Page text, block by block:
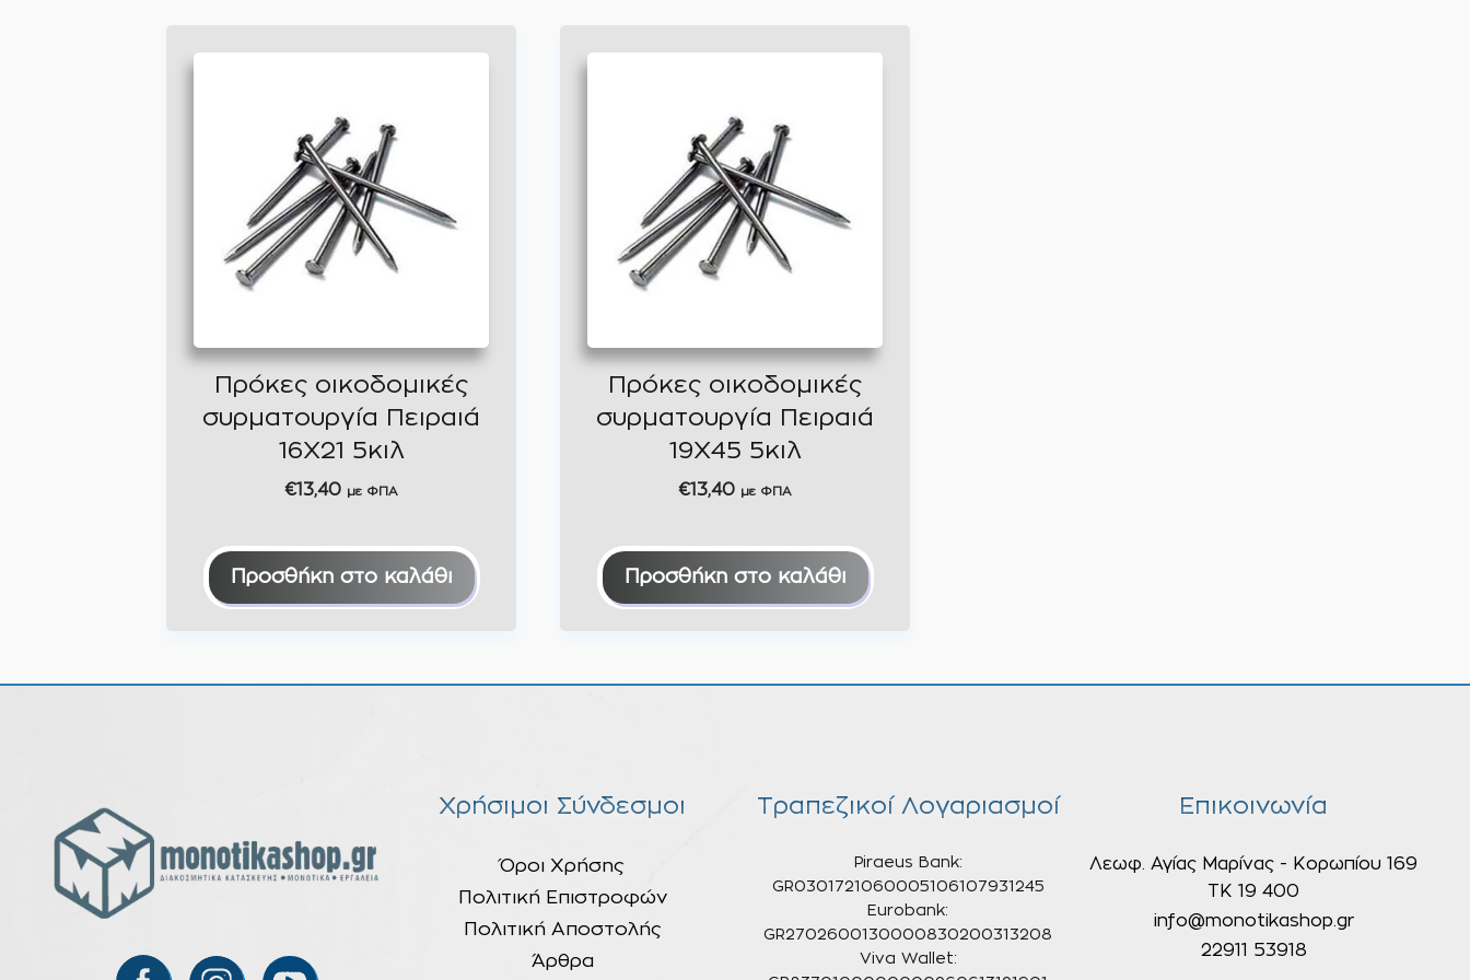
Πρόκες οικοδομικές
συρματουργία Πειραιά
16Χ21 5κιλ
€13,40 με ΦΠΑ
Προσθήκη στο καλάθι
Πρόκες οικοδομικές
συρματουργία Πειραιά
19Χ45 5κιλ
€13,40 με ΦΠΑ
Προσθήκη στο καλάθι
Χρήσιμοι Σύνδεσμοι
Όροι Χρήσης
Πολιτική Επιστροφών
Πολιτική Αποστολής
Άρθρα
Τραπεζικοί Λογαριασμοί
Piraeus Bank:
GR0301721060005106107931245
Eurobank:
GR2702600130000830200313208
Viva Wallet:
Επικοινωνία
Λεωφ. Αγίας Μαρίνας - Κορωπίου 169
ΤΚ 19 400
info@monotikashop.gr
22911 53918